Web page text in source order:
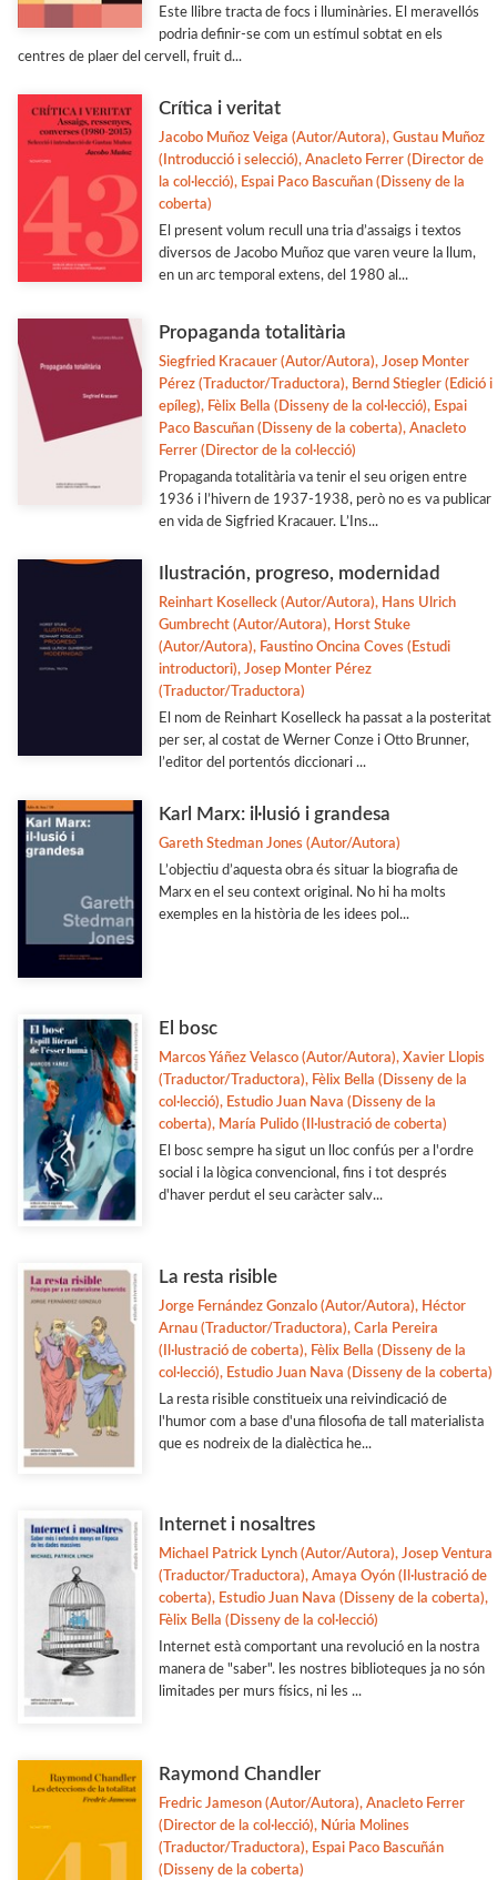
Ciencia
Col·laboració amb Altres Institucions
Este llibre tracta de focs i lluminàries. El meravellós
podria definir-se com un estímul sobtat en els
centres de plaer del cervell, fruit d...
Crítica i veritat
Jacobo Muñoz Veiga (Autor/Autora), Gustau Muñoz
(Introducció i selecció), Anacleto Ferrer (Director de
la col·lecció), Espai Paco Bascuñan (Disseny de la
coberta)
El present volum recull una tria d’assaigs i textos
diversos de Jacobo Muñoz que varen veure la llum,
en un arc temporal extens, del 1980 al...
Propaganda totalitària
Siegfried Kracauer (Autor/Autora), Josep Monter
Pérez (Traductor/Traductora), Bernd Stiegler (Edició i
epíleg), Fèlix Bella (Disseny de la col·lecció), Espai
Paco Bascuñan (Disseny de la coberta), Anacleto
Ferrer (Director de la col·lecció)
Propaganda totalitària va tenir el seu origen entre
1936 i l’hivern de 1937-1938, però no es va publicar
en vida de Sigfried Kracauer. L’Ins...
Ilustración, progreso, modernidad
Reinhart Koselleck (Autor/Autora), Hans Ulrich
Gumbrecht (Autor/Autora), Horst Stuke
(Autor/Autora), Faustino Oncina Coves (Estudi
introductori), Josep Monter Pérez
(Traductor/Traductora)
El nom de Reinhart Koselleck ha passat a la posteritat
per ser, al costat de Werner Conze i Otto Brunner,
l’editor del portentós diccionari ...
Karl Marx: il·lusió i grandesa
Gareth Stedman Jones (Autor/Autora)
L’objectiu d’aquesta obra és situar la biografia de
Marx en el seu context original. No hi ha molts
exemples en la història de les idees pol...
El bosc
Marcos Yáñez Velasco (Autor/Autora), Xavier Llopis
(Traductor/Traductora), Fèlix Bella (Disseny de la
col·lecció), Estudio Juan Nava (Disseny de la
coberta), María Pulido (Il·lustració de coberta)
El bosc sempre ha sigut un lloc confús per a l'ordre
social i la lògica convencional, fins i tot després
d'haver perdut el seu caràcter salv...
La resta risible
Jorge Fernández Gonzalo (Autor/Autora), Héctor
Arnau (Traductor/Traductora), Carla Pereira
(Il·lustració de coberta), Fèlix Bella (Disseny de la
col·lecció), Estudio Juan Nava (Disseny de la coberta)
La resta risible constitueix una reivindicació de
l'humor com a base d'una filosofia de tall materialista
que es nodreix de la dialèctica he...
Internet i nosaltres
Michael Patrick Lynch (Autor/Autora), Josep Ventura
(Traductor/Traductora), Amaya Oyón (Il·lustració de
coberta), Estudio Juan Nava (Disseny de la coberta),
Fèlix Bella (Disseny de la col·lecció)
Internet està comportant una revolució en la nostra
manera de "saber". les nostres biblioteques ja no són
limitades per murs físics, ni les ...
Raymond Chandler
Fredric Jameson (Autor/Autora), Anacleto Ferrer
(Director de la col·lecció), Núria Molines
(Traductor/Traductora), Espai Paco Bascuñán
(Disseny de la coberta)